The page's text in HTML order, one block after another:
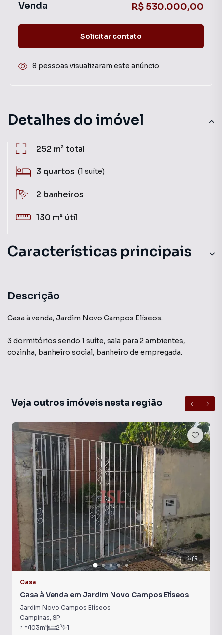
Detalhes do imóvel
252 m²total
3 quartos (1 suíte)
2 banheiros
130 m² útil
Características principais
Descrição
Casa à venda, Jardim Novo Campos Elíseos.
3 dormitórios sendo 1 suíte, sala para 2 ambientes,
cozinha, banheiro social, banheiro de empregada.
Veja outros imóveis nesta região
19
Casa
Casa à Venda em Jardim Novo Campos Elíseos
Jardim Novo Campos Elíseos
Campinas, SP
103m² 2 1
Venda R$ 530.000,00
Solicitar contato
8 pessoas visualizaram este anúncio